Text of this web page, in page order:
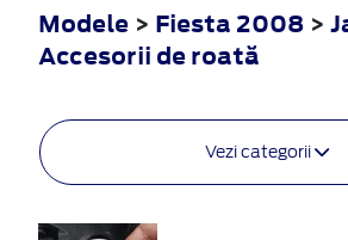
Modele > Fiesta 2008 >
Accesorii de roată
Vezi categorii